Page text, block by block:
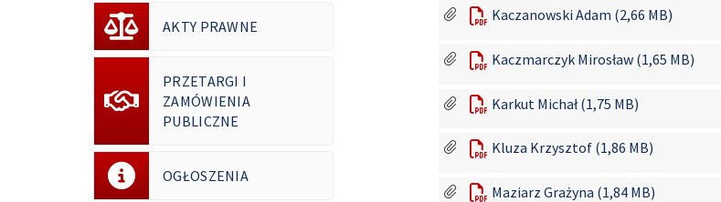
AKTY PRAWNE
PRZETARGI I
ZAMÓWIENIA
PUBLICZNE
OGŁOSZENIA
Kaczanowski Adam (2,66 MB)
Kaczmarczyk Mirosław (1,65 MB)
Karkut Michał (1,75 MB)
Kluza Krzysztof (1,86 MB)
Maziarz Grażyna (1,84 MB)